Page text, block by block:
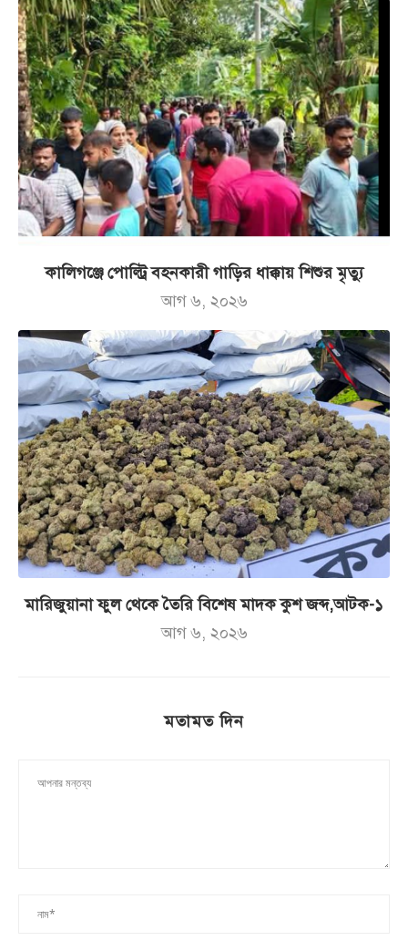
কালিগঞ্জে পোল্ট্রি বহনকারী গাড়ির ধাক্কায় শিশুর মৃত্যু
আগ ৬, ২০২৬
মারিজুয়ানা ফুল থেকে তৈরি বিশেষ মাদক কুশ জব্দ,আটক-১
আগ ৬, ২০২৬
মতামত দিন